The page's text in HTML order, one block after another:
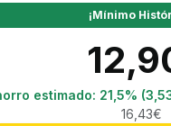
¡Mínimo
estimado: 21,5%
16,43€